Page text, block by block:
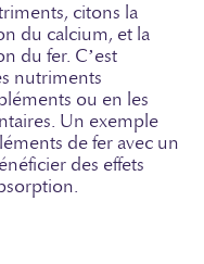
citons la
du calcium, et la
du fer. C’est
nutriments
ou en les
Un exemple
de fer avec un
des effets